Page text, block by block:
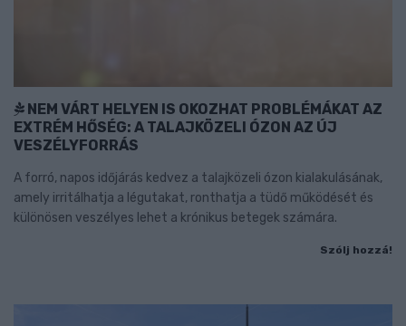
NEM VÁRT HELYEN IS OKOZHAT PROBLÉMÁKAT AZ
EXTRÉM HŐSÉG: A TALAJKÖZELI ÓZON AZ ÚJ
VESZÉLYFORRÁS
A forró, napos időjárás kedvez a talajközeli ózon kialakulásának,
amely irritálhatja a légutakat, ronthatja a tüdő működését és
különösen veszélyes lehet a krónikus betegek számára.
Szólj hozzá!